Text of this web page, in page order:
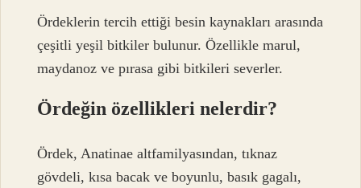
Ördeklerin tercih ettiği besin kaynakları arasında
çeşitli yeşil bitkiler bulunur. Özellikle marul,
maydanoz ve pırasa gibi bitkileri severler.
Ördeğin özellikleri nelerdir?
Ördek, Anatinae altfamilyasından, tıknaz
gövdeli, kısa bacak ve boyunlu, basık gagalı,